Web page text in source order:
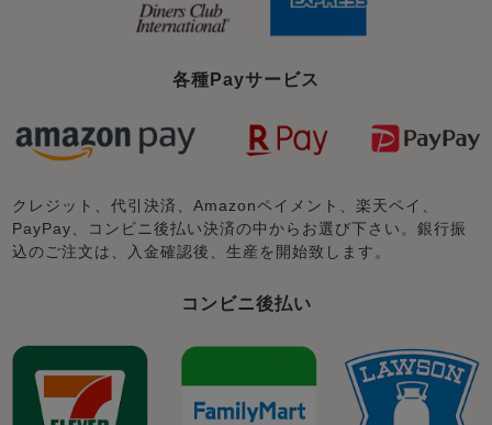
各種Payサービス
クレジット、代引決済、Amazonペイメント、楽天ペイ、
PayPay、コンビニ後払い決済の中からお選び下さい。銀行振
込のご注文は、入金確認後、生産を開始致します。
コンビニ後払い